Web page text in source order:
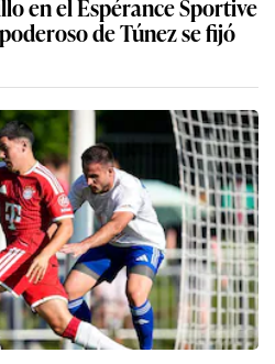
de Túnez se fijó